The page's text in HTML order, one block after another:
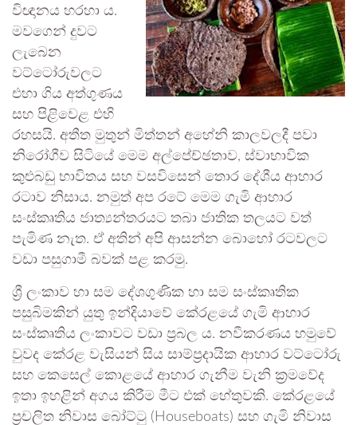
විඥානය හරහා ය.
මවගෙන් දුවට
ලැබෙන
වට්ටෝරුවලට
එහා ගිය අත්ගුණය
සහ පිළිවෙළ එහි
රහසයි. අතීත මුතුන් මිත්තන් අහේනි කාලවලදී පවා
නිරෝගීව සිටියේ මෙම අල්පේච්ඡතාව, ස්වාභාවික
කුළුබඩු භාවිතය සහ වසවිසෙන් තොර දේශීය ආහාර
රටාව නිසාය. නමුත් අප රටේ මෙම ගැමි ආහාර
සංස්කෘතිය ජාත්‍යන්තරයට තබා ජාතික තලයට වත්
පැමිණ නැත. ඒ අතින් අපි ආසන්න බොහෝ රටවලට
වඩා පසුගාමී බවක් පළ කරමු.
ශ්‍රී ලංකාව හා සම දේශගුණික හා සම සංස්කෘතික
පසුබිමකින් යුතු ඉන්දියාවේ කේරළයේ ගැමි ආහාර
සංස්කෘතිය ලංකාවට වඩා ප්‍රබල ය. නවීකරණය හමුවේ
වුවද කේරළ වැසියන් සිය සාම්ප්‍රදායික ආහාර වට්ටෝරු
සහ කෙසෙල් කොළයේ ආහාර ගැනීම වැනි ක්‍රමවේද
ඉතා ඉහළින් අගය කිරීම මීට එක් හේතුවකි. කේරළයේ
ප්‍රචලිත නිවාස බෝට්ටු (Houseboats) සහ ගැමි නිවාස